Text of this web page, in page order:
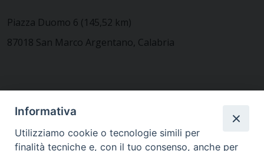
Piazza Duomo 6 (145,52 km)
87018 San Marco Argentano, Calabria
Informativa
Utilizziamo cookie o tecnologie simili per
finalità tecniche e, con il tuo consenso, anche per